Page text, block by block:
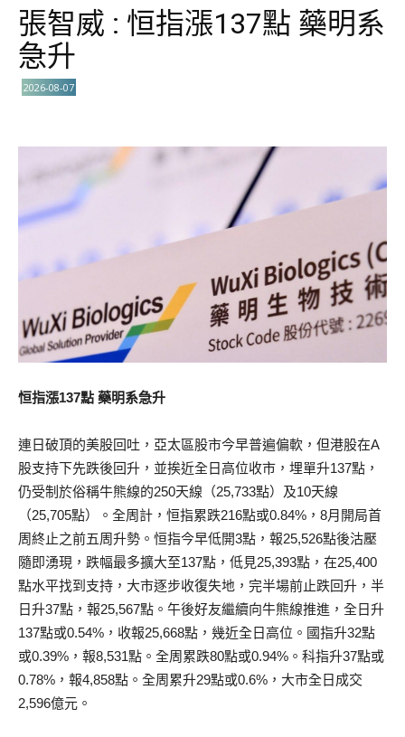
張智威 : 恒指漲137點 藥明系
急升
2026-08-07
恒指漲137點 藥明系急升
連日破頂的美股回吐，亞太區股市今早普遍偏軟，但港股在A
股支持下先跌後回升，並挨近全日高位收市，埋單升137點，
仍受制於俗稱牛熊線的250天線（25,733點）及10天線
（25,705點）。全周計，恒指累跌216點或0.84%，8月開局首
周終止之前五周升勢。恒指今早低開3點，報25,526點後沽壓
隨即湧現，跌幅最多擴大至137點，低見25,393點，在25,400
點水平找到支持，大市逐步收復失地，完半場前止跌回升，半
日升37點，報25,567點。午後好友繼續向牛熊線推進，全日升
137點或0.54%，收報25,668點，幾近全日高位。國指升32點
或0.39%，報8,531點。全周累跌80點或0.94%。科指升37點或
0.78%，報4,858點。全周累升29點或0.6%，大市全日成交
2,596億元。